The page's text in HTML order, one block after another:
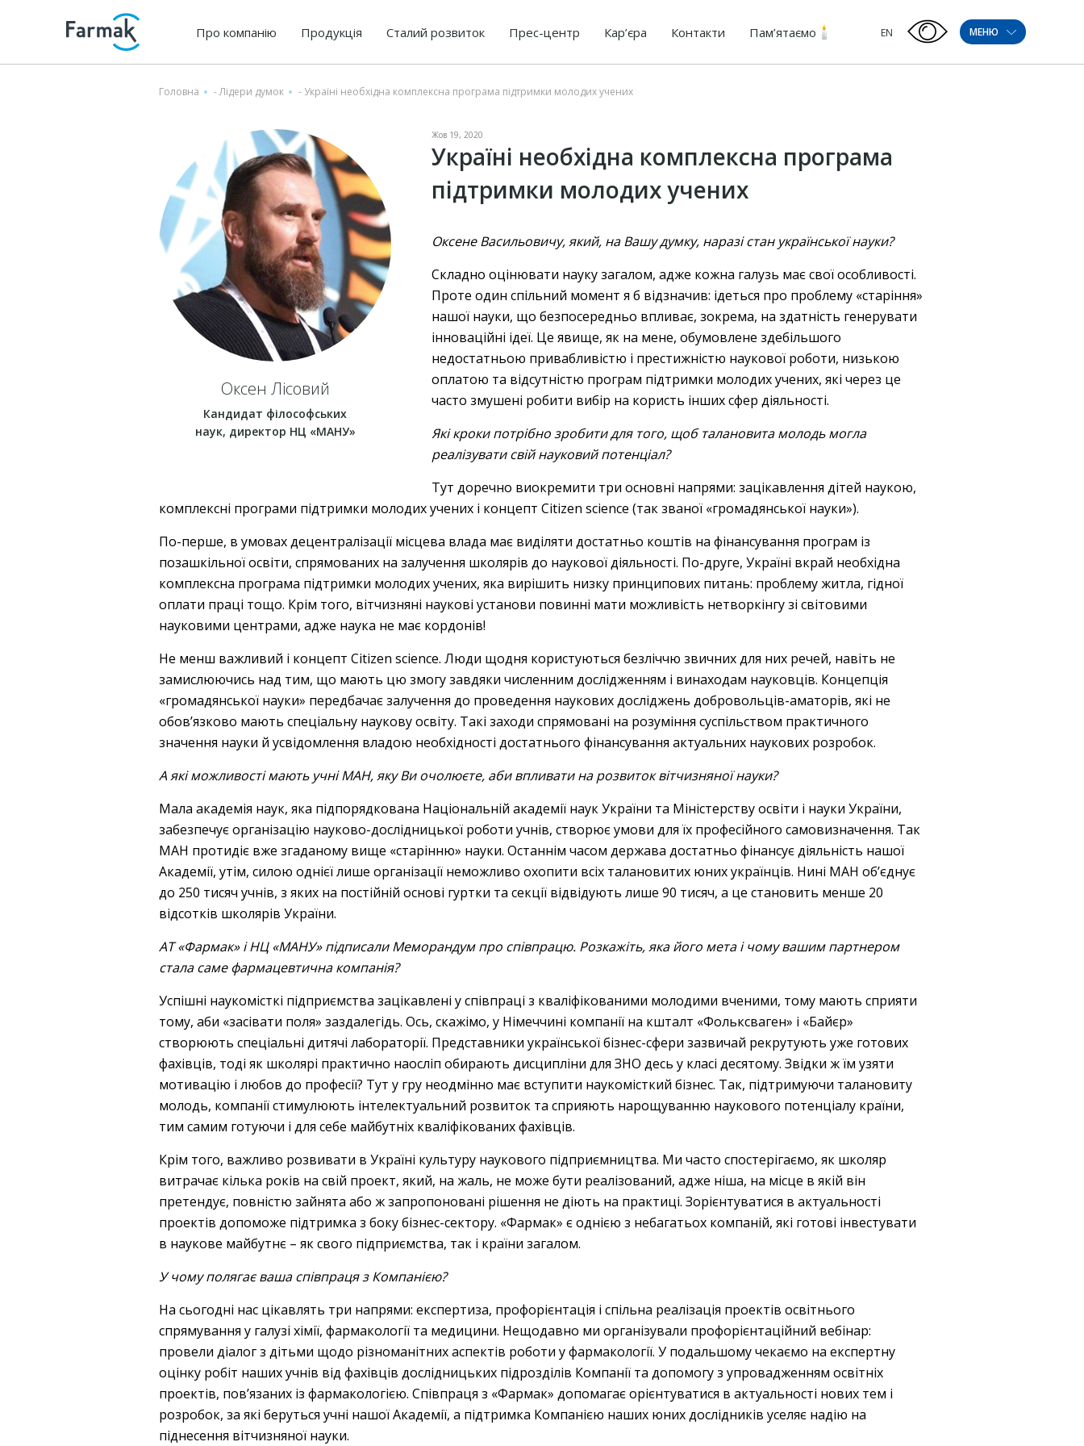
Про компанію Продукція Сталий розвиток Прес-центр Кар’єра Контакти Пам’ятаємо EN МЕНЮ
Головна -Лідeри думок - Україні необхідна комплексна програма підтримки молодих учених
Оксен Лісовий
Кандидат філософських
наук, директор НЦ «МАНУ»
Жов 19, 2020
Україні необхідна комплексна програма
підтримки молодих учених
Оксене Васильовичу, який, на Вашу думку, наразі стан української науки?
Складно оцінювати науку загалом, адже кожна галузь має свої особливості.
Проте один спільний момент я б відзначив: ідеться про проблему «старіння»
нашої науки, що безпосередньо впливає, зокрема, на здатність генерувати
інноваційні ідеї. Це явище, як на мене, обумовлене здебільшого
недостатньою привабливістю і престижністю наукової роботи, низькою
оплатою та відсутністю програм підтримки молодих учених, які через це
часто змушені робити вибір на користь інших сфер діяльності.
Які кроки потрібно зробити для того, щоб талановита молодь могла
реалізувати свій науковий потенціал?
Тут доречно виокремити три основні напрями: зацікавлення дітей наукою,
комплексні програми підтримки молодих учених і концепт Citizen science (так званої «громадянської науки»).
По-перше, в умовах децентралізації місцева влада має виділяти достатньо коштів на фінансування програм із
позашкільної освіти, спрямованих на залучення школярів до наукової діяльності. По-друге, Україні вкрай необхідна
комплексна програма підтримки молодих учених, яка вирішить низку принципових питань: проблему житла, гідної
оплати праці тощо. Крім того, вітчизняні наукові установи повинні мати можливість нетворкінгу зі світовими
науковими центрами, адже наука не має кордонів!
Не менш важливий і концепт Citizen science. Люди щодня користуються безліччю звичних для них речей, навіть не
замислюючись над тим, що мають цю змогу завдяки численним дослідженням і винаходам науковців. Концепція
«громадянської науки» передбачає залучення до проведення наукових досліджень добровольців-аматорів, які не
обов’язково мають спеціальну наукову освіту. Такі заходи спрямовані на розуміння суспільством практичного
значення науки й усвідомлення владою необхідності достатнього фінансування актуальних наукових розробок.
А які можливості мають учні МАН, яку Ви очолюєте, аби впливати на розвиток вітчизняної науки?
Мала академія наук, яка підпорядкована Національній академії наук України та Міністерству освіти і науки України,
забезпечує організацію науково-дослідницької роботи учнів, створює умови для їх професійного самовизначення. Так
МАН протидіє вже згаданому вище «старінню» науки. Останнім часом держава достатньо фінансує діяльність нашої
Академії, утім, силою однієї лише організації неможливо охопити всіх талановитих юних українців. Нині МАН об’єднує
до 250 тисяч учнів, з яких на постійній основі гуртки та секції відвідують лише 90 тисяч, а це становить менше 20
відсотків школярів України.
АТ «Фармак» і НЦ «МАНУ» підписали Меморандум про співпрацю. Розкажіть, яка його мета і чому вашим партнером
стала саме фармацевтична компанія?
Успішні наукомісткі підприємства зацікавлені у співпраці з кваліфікованими молодими вченими, тому мають сприяти
тому, аби «засівати поля» заздалегідь. Ось, скажімо, у Німеччині компанії на кшталт «Фольксваген» і «Байєр»
створюють спеціальні дитячі лабораторії. Представники української бізнес-сфери зазвичай рекрутують уже готових
фахівців, тоді як школярі практично наосліп обирають дисципліни для ЗНО десь у класі десятому. Звідки ж їм узяти
мотивацію і любов до професії? Тут у гру неодмінно має вступити наукомісткий бізнес. Так, підтримуючи талановиту
молодь, компанії стимулюють інтелектуальний розвиток та сприяють нарощуванню наукового потенціалу країни,
тим самим готуючи і для себе майбутніх кваліфікованих фахівців.
Крім того, важливо розвивати в Україні культуру наукового підприємництва. Ми часто спостерігаємо, як школяр
витрачає кілька років на свій проект, який, на жаль, не може бути реалізований, адже ніша, на місце в якій він
претендує, повністю зайнята або ж запропоновані рішення не діють на практиці. Зорієнтуватися в актуальності
проектів допоможе підтримка з боку бізнес-сектору. «Фармак» є однією з небагатьох компаній, які готові інвестувати
в наукове майбутнє – як свого підприємства, так і країни загалом.
У чому полягає ваша співпраця з Компанією?
На сьогодні нас цікавлять три напрями: експертиза, профорієнтація і спільна реалізація проектів освітнього
спрямування у галузі хімії, фармакології та медицини. Нещодавно ми організували профорієнтаційний вебінар:
провели діалог з дітьми щодо різноманітних аспектів роботи у фармакології. У подальшому чекаємо на експертну
оцінку робіт наших учнів від фахівців дослідницьких підрозділів Компанії та допомогу з упровадженням освітніх
проектів, пов’язаних із фармакологією. Співпраця з «Фармак» допомагає орієнтуватися в актуальності нових тем і
розробок, за які беруться учні нашої Академії, а підтримка Компанією наших юних дослідників уселяє надію на
піднесення вітчизняної науки.